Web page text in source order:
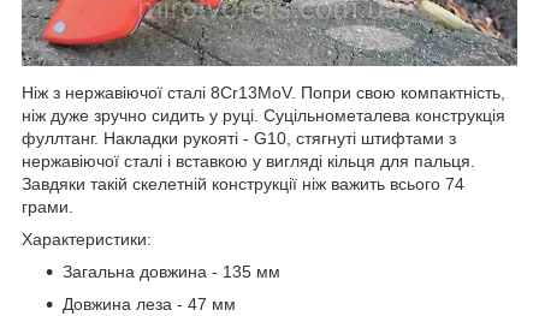
Ніж з нержавіючої сталі 8Cr13MoV. Попри свою компактність,
ніж дуже зручно сидить у руці. Суцільнометалева конструкція
фуллтанг. Накладки рукояті - G10, стягнуті штифтами з
нержавіючої сталі і вставкою у вигляді кільця для пальця.
Завдяки такій скелетній конструкції ніж важить всього 74
грами.
Характеристики:
Загальна довжина - 135 мм
Довжина леза - 47 мм